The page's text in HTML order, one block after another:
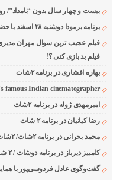
بیست و چهار سال بدون “بامداد”/
برنامه برمودا دوشنبه ۲۸ اسفند با حضور ایرج حسابی
فیلم عجیب ترین سوال مهران
فیلم بد بازی کنی ؟!
بهاره افشاری در برنامه ۲شات
famous Indian cinematographer
امیرمهدی ژوله در برنامه ۲شات
رضا کیانیان در برنامه ۲ شات
محمد بحرانی در برنامه ۲شات/ ۲شات فصل ۱ قسمت ۲
کامبیز دیرباز در برنامه دوشات / ۲ شات فصل ۱ قسمت ۱
گفت‌وگوی عادل فردوسی‌پور با